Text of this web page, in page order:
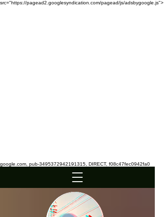
src="https://pagead2.googlesyndication.com/pagead/js/adsbygoogle.js">
google.com, pub-3495372942191315, DIRECT, f08c47fec0942fa0